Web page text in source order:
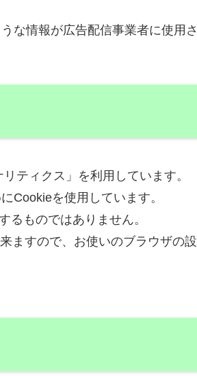
な情報が広告配信事業者に使用さ
ティクス」を利用しています。
Cookieを使用しています。
るものではありません。
ますので、お使いのブラウザの設